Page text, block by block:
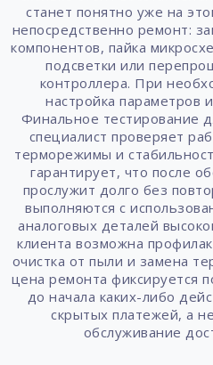
станет понятно уже на
непосредственно ремонт:
компонентов, пайка
подсветки или
контроллера. При
настройка параметров
Финальное тестирование
специалист проверяет
терморежимы и
гарантирует, что после
прослужит долго без
выполняются с
аналоговых деталей
клиента возможна
очистка от пыли и замена
цена ремонта фиксируется
до начала каких-либо
скрытых платежей, а
обслуживание